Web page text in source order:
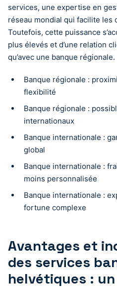
services, une expertise en
réseau mondial qui facilite les
Toutefois, cette puissance
plus élevés et d’une relation
qu’avec une banque régionale.
Banque régionale :
flexibilité
Banque régionale :
internationaux
Banque internationale :
global
Banque internationale :
moins personnalisée
Banque internationale :
fortune complexe
Avantages et
des services
helvétiques :